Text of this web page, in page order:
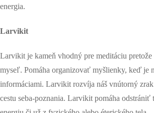
energia.
Larvikit
Larvikit je kameň vhodný pre meditáciu
myseľ. Pomáha organizovať myšlienky, keď je
informáciami. Larvikit rozvíja náš vnútorný
cestu seba-poznania. Larvikit pomáha odstrániť